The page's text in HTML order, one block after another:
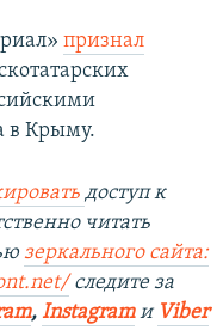
признал
в Крыму.
доступ к
читать
зеркального сайта:
следите за
, Instagramи Viber